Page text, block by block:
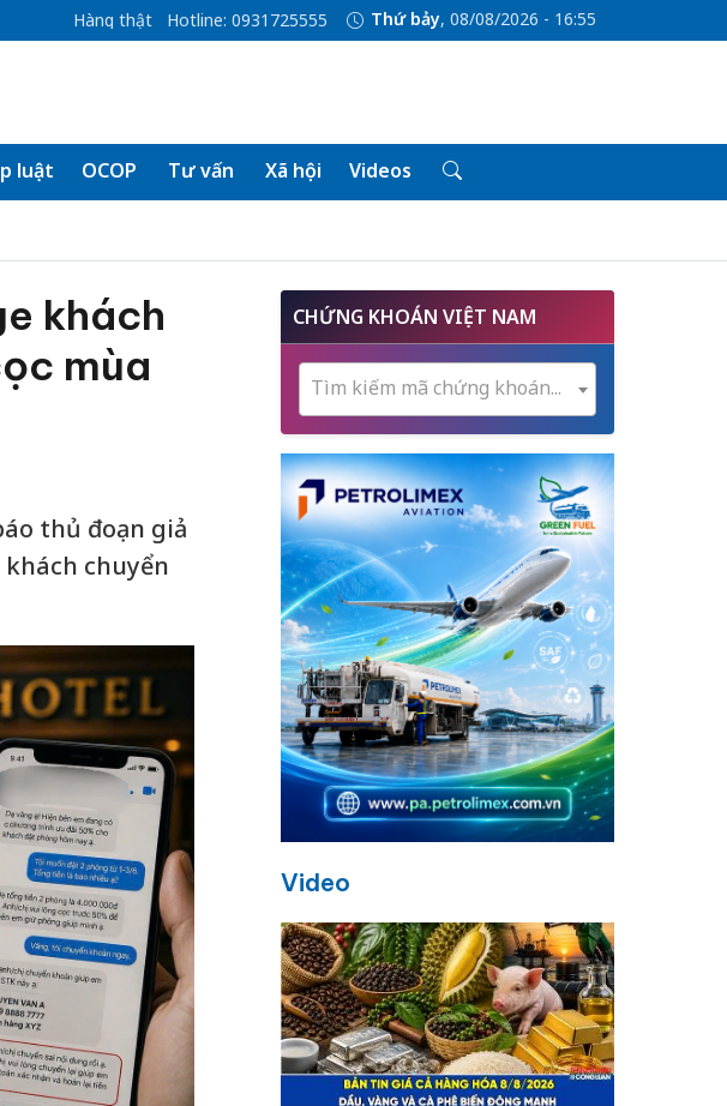
Hàng thật Hotline: 0931725555 Thứ bảy, 08/08/2026 - 16:55
luật OCOP Tư vấn Xã hội Videos
khách
mùa
thủ đoạn giả
chuyển
CHỨNG KHOÁN VIỆT NAM
Tìm kiếm mã chứng khoán...
Video